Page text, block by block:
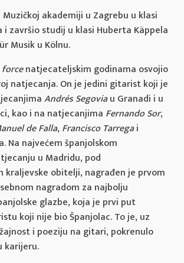
akademiji u Zagrebu u klasi
i završio studij u klasi Huberta Käppela
Musik u Kölnu.
natjecateljskim godinama osvojio
natjecanja. On je jedini gitarist koji je
Andrés Segoviau Granadi i u
kao i na natjecanjima Fernando Sor,
de Falla, Francisco Tarregai
Na najvećem španjolskom
u Madridu, pod
kraljevske obitelji, nagrađen je prvom
nagradom za najbolju
glazbe, koja je prvi put
koji nije bio Španjolac. To je, uz
i poeziju na gitari, pokrenulo
karijeru.